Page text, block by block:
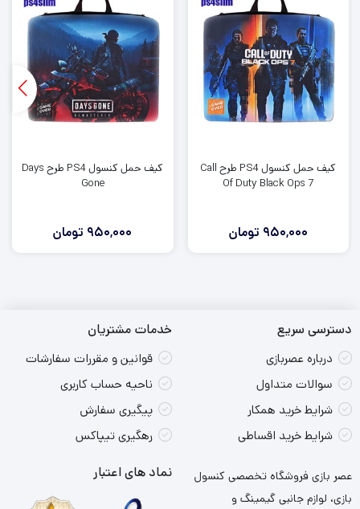
کیف حمل کنسول PS4 طرح Call
Of Duty Black Ops 7
950,000 تومان
کیف حمل کنسول PS4 طرح Days
Gone
950,000 تومان
دسترسی سریع
درباره عصربازی
سوالات متداول
شرایط خرید همکار
شرایط خرید اقساطی
خدمات مشتریان
قوانین و مقررات سفارشات
ناحیه حساب کاربری
پیگیری سفارش
رهگیری تیپاکس
عصر بازی فروشگاه تخصصی کنسول
بازی، لوازم جانبی گیمینگ و
نماد های اعتبار